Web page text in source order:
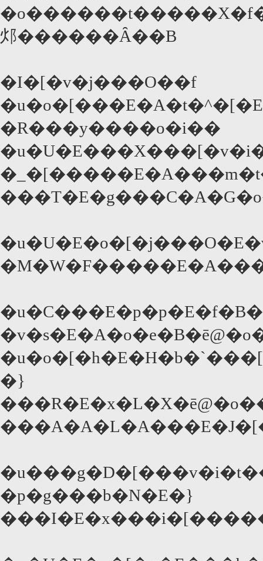
邩������Ȃ��B
�I�[�v�j���O��f
�R���y����o�i��
�}
�p�g���b�N�E�}